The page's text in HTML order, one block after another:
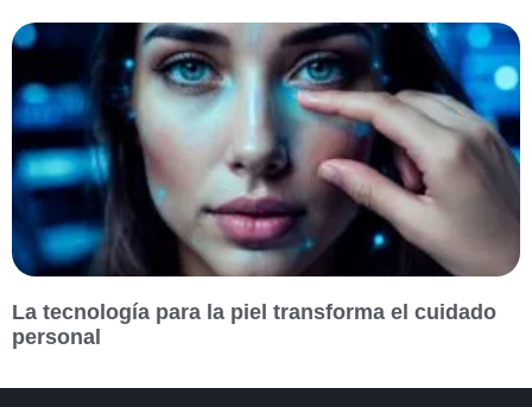
La tecnología para la piel transforma el cuidado
personal